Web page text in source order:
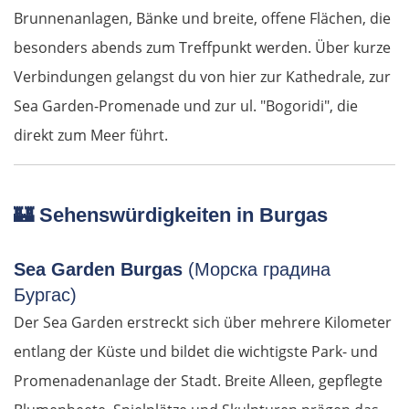
Brunnenanlagen, Bänke und breite, offene Flächen, die
besonders abends zum Treffpunkt werden. Über kurze
Verbindungen gelangst du von hier zur Kathedrale, zur
Sea Garden-Promenade und zur ul. "Bogoridi", die
direkt zum Meer führt.
🏰Sehenswürdigkeiten in Burgas
Sea Garden Burgas (Морска градина
Бургас)
Der Sea Garden erstreckt sich über mehrere Kilometer
entlang der Küste und bildet die wichtigste Park- und
Promenadenanlage der Stadt. Breite Alleen, gepflegte